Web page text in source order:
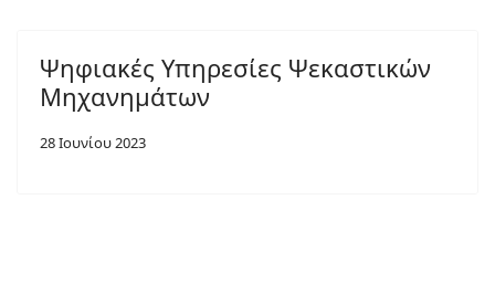
Ψηφιακές Υπηρεσίες Ψεκαστικών
Μηχανημάτων
28 Ιουνίου 2023